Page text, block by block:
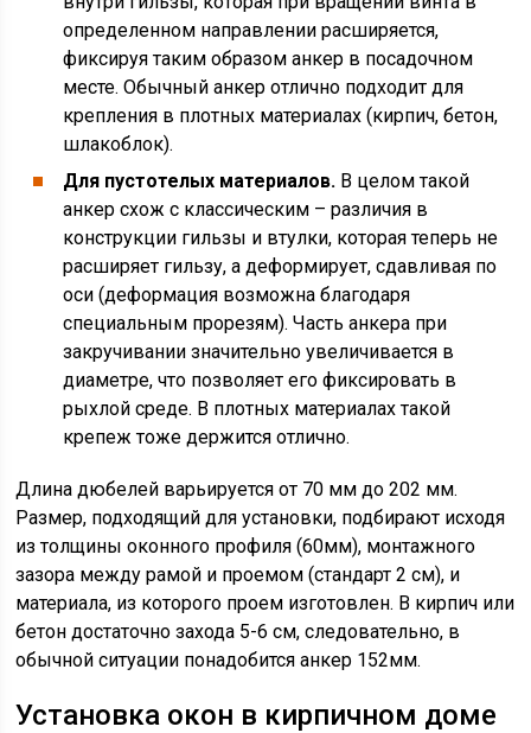
определенном направлении расширяется,
фиксируя таким образом анкер в посадочном
месте. Обычный анкер отлично подходит для
крепления в плотных материалах (кирпич, бетон,
шлакоблок).
Для пустотелых материалов. В целом такой
анкер схож с классическим – различия в
конструкции гильзы и втулки, которая теперь не
расширяет гильзу, а деформирует, сдавливая по
оси (деформация возможна благодаря
специальным прорезям). Часть анкера при
закручивании значительно увеличивается в
диаметре, что позволяет его фиксировать в
рыхлой среде. В плотных материалах такой
крепеж тоже держится отлично.
Длина дюбелей варьируется от 70 мм до 202 мм.
Размер, подходящий для установки, подбирают исходя
из толщины оконного профиля (60мм), монтажного
зазора между рамой и проемом (стандарт 2 см), и
материала, из которого проем изготовлен. В кирпич или
бетон достаточно захода 5-6 см, следовательно, в
обычной ситуации понадобится анкер 152мм.
Установка окон в кирпичном доме